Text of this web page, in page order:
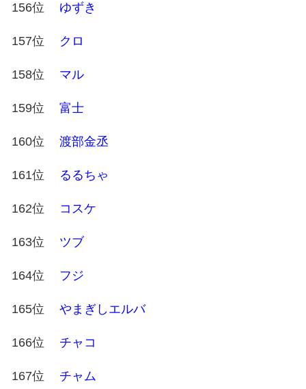
156位 ゆずき
157位 クロ
158位 マル
159位 富士
160位 渡部金丞
161位 るるちゃ
162位 コスケ
163位 ツブ
164位 フジ
165位 やまぎしエルバ
166位 チャコ
167位 チャム